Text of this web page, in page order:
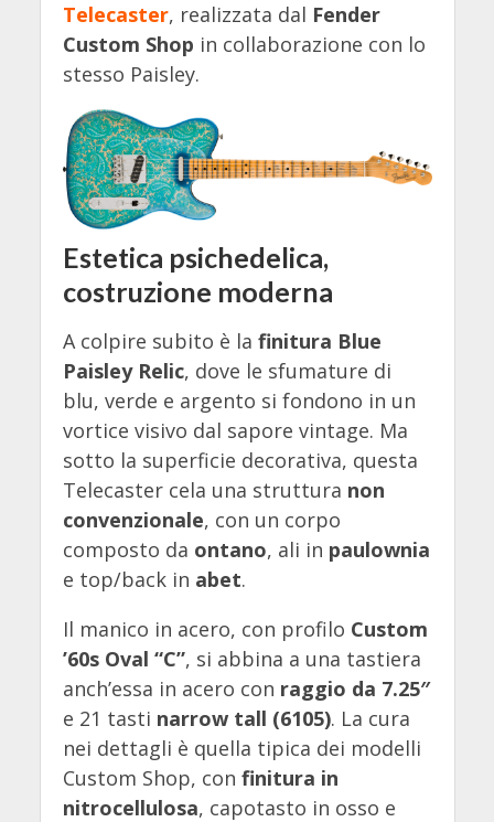
Telecaster, realizzata dal Fender
Custom Shop in collaborazione con lo
stesso Paisley.
Estetica psichedelica,
costruzione moderna
A colpire subito è la finitura Blue
Paisley Relic, dove le sfumature di
blu, verde e argento si fondono in un
vortice visivo dal sapore vintage. Ma
sotto la superficie decorativa, questa
Telecaster cela una struttura non
convenzionale, con un corpo
composto da ontano, ali in paulownia
e top/back in abet.
Il manico in acero, con profilo Custom
’60s Oval “C”, si abbina a una tastiera
anch’essa in acero con raggio da 7.25″
e 21 tasti narrow tall (6105). La cura
nei dettagli è quella tipica dei modelli
Custom Shop, con finitura in
nitrocellulosa, capotasto in osso e